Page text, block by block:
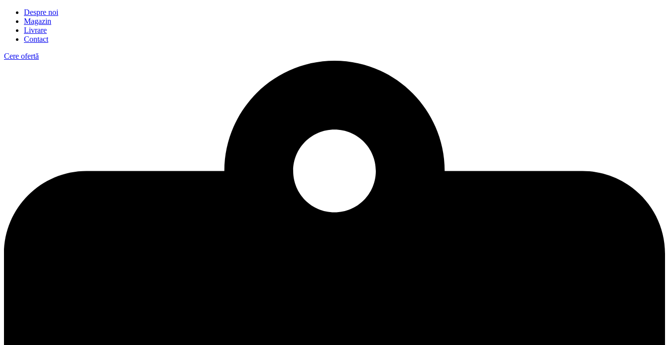
Despre noi
Magazin
Livrare
Contact
Cere ofertă